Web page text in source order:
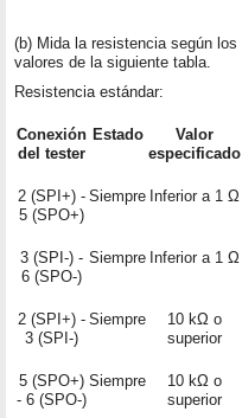
(b) Mida la resistencia según los
valores de la siguiente tabla.
Resistencia estándar:
Conexión
del tester
Estado
Valor
especificado
2 (SPI+) -
5 (SPO+)
Siempre Inferior a 1 Ω
3 (SPI-) -
6 (SPO-)
Siempre Inferior a 1 Ω
2 (SPI+) -
3 (SPI-)
Siempre
10 kΩ o
superior
5 (SPO+)
- 6 (SPO-)
Siempre
10 kΩ o
superior